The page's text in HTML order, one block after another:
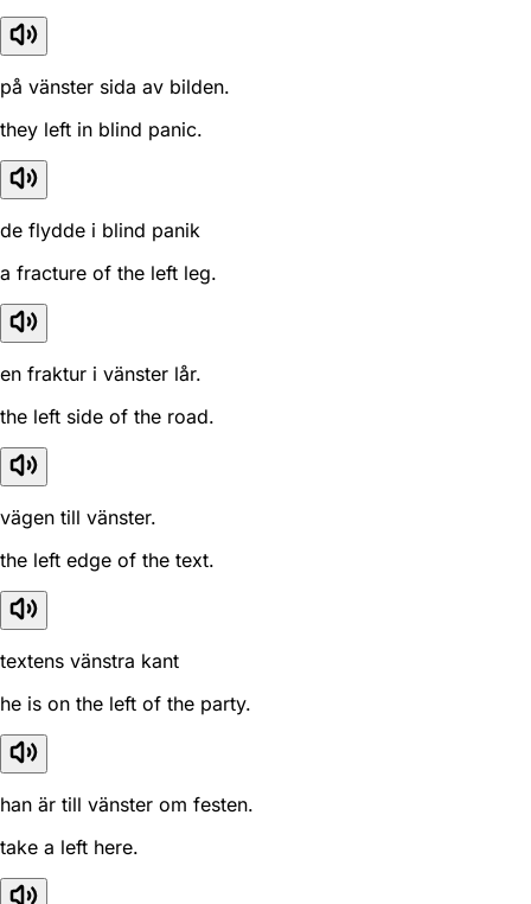
på vänster sida av bilden.
they left in blind panic.
de flydde i blind panik
a fracture of the left leg.
en fraktur i vänster lår.
the left side of the road.
vägen till vänster.
the left edge of the text.
textens vänstra kant
he is on the left of the party.
han är till vänster om festen.
take a left here.